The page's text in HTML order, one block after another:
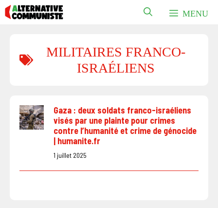
Aller
au
MENU
MILITAIRES FRANCO-
ISRAÉLIENS
Gaza : deux soldats franco-israéliens
visés par une plainte pour crimes
contre l’humanité et crime de génocide
| humanite.fr
1 juillet 2025